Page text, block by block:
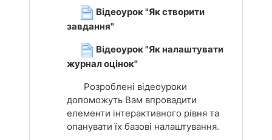
Відеоурок "Як створити
завдання"
Відеоурок "Як налаштувати
журнал оцінок"
Розроблені відеоуроки
допоможуть Вам впровадити
елементи інтерактивного рівня та
опанувати їх базові налаштування.